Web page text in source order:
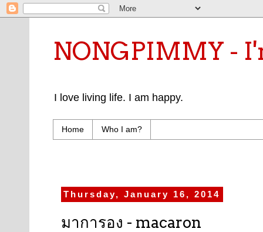
NONGPIMMY -
I love living life. I am happy.
Home Who I am?
Thursday, January 16, 2014
มาการอง - macaron